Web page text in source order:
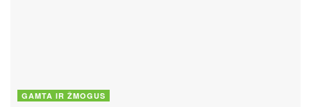
GAMTA IR ŽMOGUS